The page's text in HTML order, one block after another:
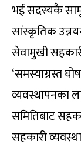
भई सदस्यकै
सांस्कृतिक
सेवामुखी
‘समस्याग्रस्त
व्यवस्थापनका
समितिबाट
सहकारी